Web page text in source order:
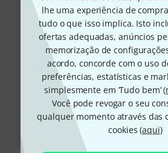
lhe uma experiência de
tudo o que isso implica. Isto
ofertas adequadas, anúncios
memorização de
acordo, concorde com o uso
preferências, estatísticas e
simplesmente em ‘Tudo bem’ (
Você pode revogar o seu
qualquer momento através das
cookies (aqui)
verão da Europa Central)
Solicitar devolução da
Outras formas de entrar em
Devolver produto
Todos os contactos